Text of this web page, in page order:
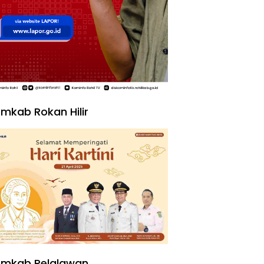
Rokan Hilir